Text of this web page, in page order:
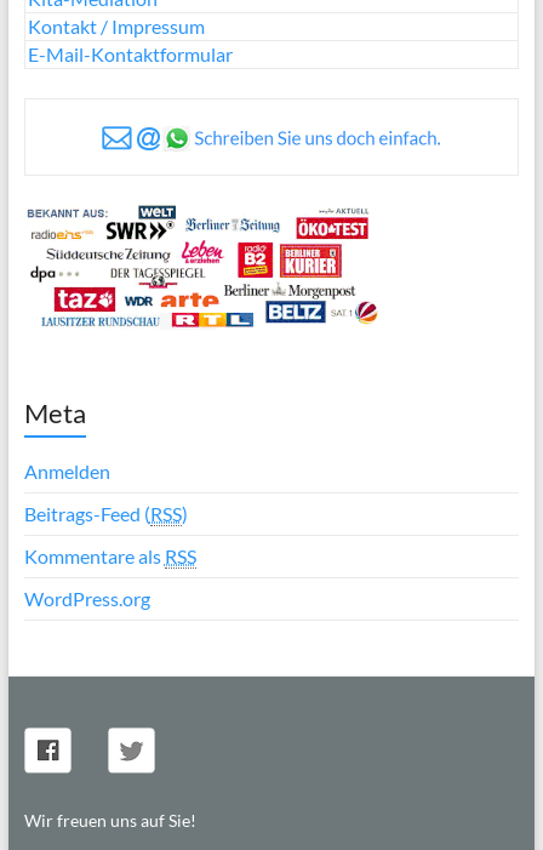
Kontakt / Impressum
E-Mail-Kontaktformular
Meta
Anmelden
Beitrags-Feed (RSS)
Kommentare als RSS
WordPress.org
Wir freuen uns auf Sie!